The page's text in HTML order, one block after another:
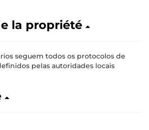
la propriété
seguem todos os protocolos de
pelas autoridades locais